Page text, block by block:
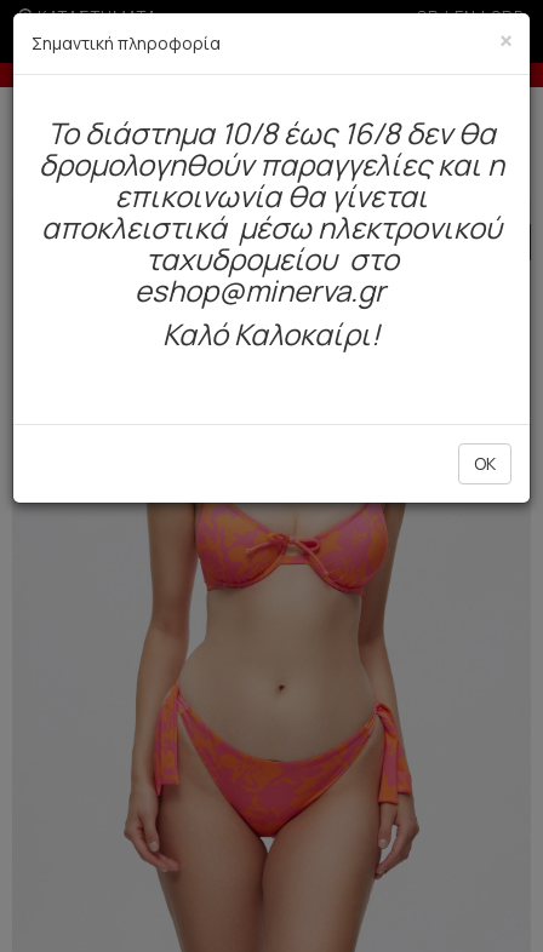
ΚΑΤΑΣΤΗΜΑΤΑ GR|EN|SRB
με πιστωτική άνω των 50€ Έως 6 άτοκες
Δωρεάν αποστολή άνω των 49€. Παράδοση σε 3-5 εργάσιμες.
Μαγιό Γυναικεία Μπικίνι
HOT
×
Σημαντική πληροφορία
To διάστημα 10/8 έως 16/8 δεν θα
δρομολογηθούν παραγγελίες και η
επικοινωνία θα γίνεται
αποκλειστικά μέσω ηλεκτρονικού
ταχυδρομείου στο
eshop@minerva.gr
Καλό Καλοκαίρι!
OK